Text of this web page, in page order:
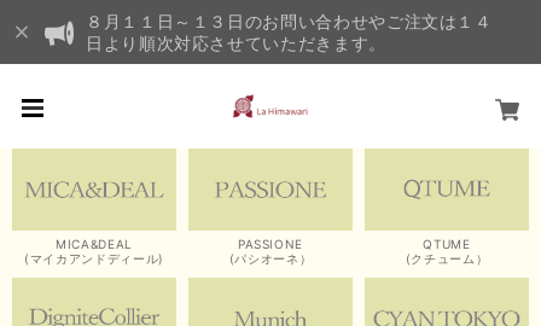
８月１１日～１３日のお問い合わせやご注文は１４
日より順次対応させていただきます。
MICA&DEAL
(マイカアンドディール)
PASSIONE
(パシオーネ）
QTUME
(クチューム）